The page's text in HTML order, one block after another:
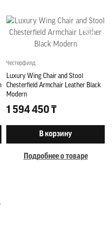
Честерфилд
Luxury Wing Chair and Stool
Chesterfield Armchair Leather Black
Modern
1 594 450 ₸
В корзину
Подробнее о товаре